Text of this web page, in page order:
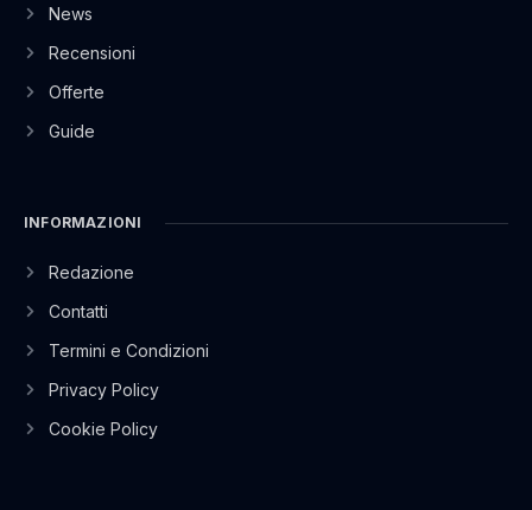
News
Recensioni
Offerte
Guide
INFORMAZIONI
Redazione
Contatti
Termini e Condizioni
Privacy Policy
Cookie Policy